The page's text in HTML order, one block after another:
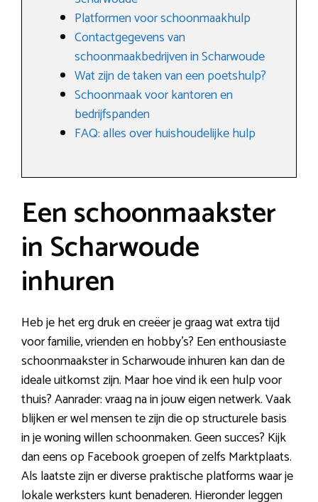
Platformen voor schoonmaakhulp
Contactgegevens van
schoonmaakbedrijven in Scharwoude
Wat zijn de taken van een poetshulp?
Schoonmaak voor kantoren en
bedrijfspanden
FAQ: alles over huishoudelijke hulp
Een schoonmaakster
in Scharwoude
inhuren
Heb je het erg druk en creëer je graag wat extra tijd
voor familie, vrienden en hobby’s? Een enthousiaste
schoonmaakster in Scharwoude inhuren kan dan de
ideale uitkomst zijn. Maar hoe vind ik een hulp voor
thuis? Aanrader: vraag na in jouw eigen netwerk. Vaak
blijken er wel mensen te zijn die op structurele basis
in je woning willen schoonmaken. Geen succes? Kijk
dan eens op Facebook groepen of zelfs Marktplaats.
Als laatste zijn er diverse praktische platforms waar je
lokale werksters kunt benaderen. Hieronder leggen